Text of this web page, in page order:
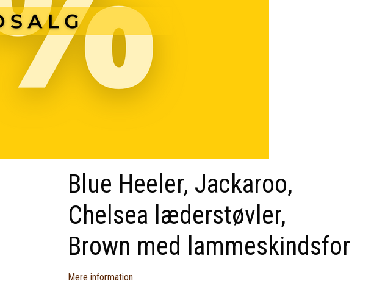
Blue Heeler, Jackaroo,
Chelsea læderstøvler,
Brown med lammeskindsfor
Mere information